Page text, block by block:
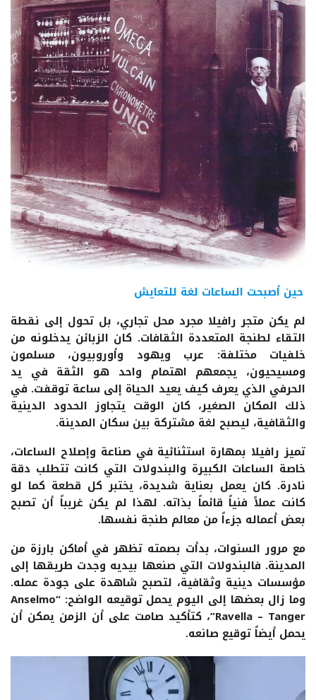
حين أصبحت الساعات لغة للتعايش
لم يكن متجر رافيلا مجرد محل تجاري، بل تحول إلى نقطة
التقاء لطنجة المتعددة الثقافات. كان الزبائن يدخلونه من
خلفيات مختلفة: عرب ويهود وأوروبيون، مسلمون
ومسيحيون، يجمعهم اهتمام واحد هو الثقة في يد
الحرفي الذي يعرف كيف يعيد الحياة إلى ساعة توقفت. في
ذلك المكان الصغير، كان الوقت يتجاوز الحدود الدينية
والثقافية، ليصبح لغة مشتركة بين سكان المدينة.
تميز رافيلا بمهارة استثنائية في صناعة وإصلاح الساعات،
خاصة الساعات الكبيرة والبندولات التي كانت تتطلب دقة
نادرة. كان يعمل بعناية شديدة، يختبر كل قطعة كما لو
كانت عملاً فنياً قائماً بذاته. لهذا لم يكن غريباً أن تصبح
بعض أعماله جزءاً من معالم طنجة نفسها.
مع مرور السنوات، بدأت بصمته تظهر في أماكن بارزة من
المدينة. فالبندولات التي صنعها بيديه وجدت طريقها إلى
مؤسسات دينية وثقافية، لتصبح شاهدة على جودة عمله.
وما زال بعضها إلى اليوم يحمل توقيعه الواضح: “Anselmo
Ravella – Tanger”، كتأكيد صامت على أن الزمن يمكن أن
يحمل أيضاً توقيع صانعه.